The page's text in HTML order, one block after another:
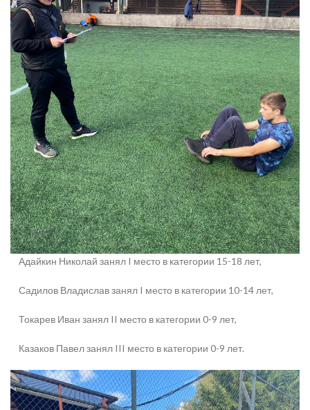
Адайкин Николай занял I место в категории 15-18 лет,
Садилов Владислав занял I место в категории 10-14 лет,
Токарев Иван занял II место в категории 0-9 лет,
Казаков Павел занял III место в категории 0-9 лет.